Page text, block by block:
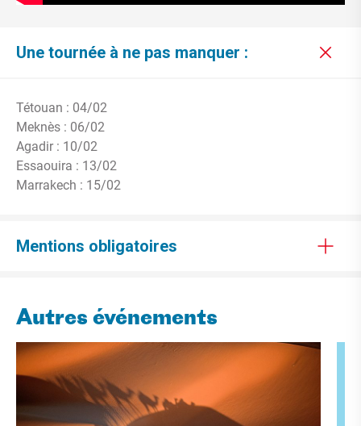
Une tournée à ne pas manquer :
Tétouan : 04/02
Meknès : 06/02
Agadir : 10/02
Essaouira : 13/02
Marrakech : 15/02
Mentions obligatoires
Autres événements